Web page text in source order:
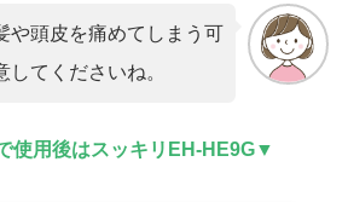
頭皮を痛めてしまう可
てくださいね。
使用後はスッキリEH-HE9G▼